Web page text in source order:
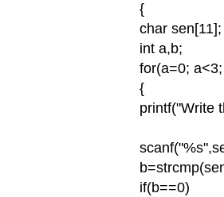
{
char sen[11];
int a,b;
for(a=0;
{
printf("Write
if(b==0)